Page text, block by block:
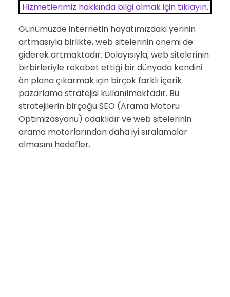
Hizmetlerimiz hakkında bilgi almak için tıklayın.
Günümüzde internetin hayatımızdaki yerinin
artmasıyla birlikte, web sitelerinin önemi de
giderek artmaktadır. Dolayısıyla, web sitelerinin
birbirleriyle rekabet ettiği bir dünyada kendini
ön plana çıkarmak için birçok farklı içerik
pazarlama stratejisi kullanılmaktadır. Bu
stratejilerin birçoğu SEO (Arama Motoru
Optimizasyonu) odaklıdır ve web sitelerinin
arama motorlarından daha iyi sıralamalar
almasını hedefler.